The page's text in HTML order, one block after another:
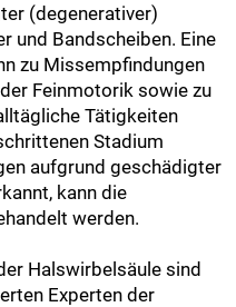
(degenerativer)
und Bandscheiben. Eine
zu Missempfindungen
Feinmotorik sowie zu
Tätigkeiten
Stadium
aufgrund geschädigter
kann die
werden.
Halswirbelsäule sind
Experten der